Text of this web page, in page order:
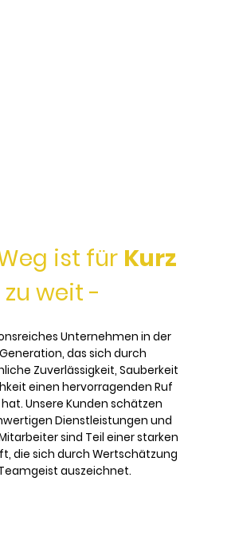
ist für Kurz
zu weit -
Unternehmen in der
das sich durch
Zuverlässigkeit, Sauberkeit
einen hervorragenden Ruf
Unsere Kunden schätzen
Dienstleistungen und
sind Teil einer starken
die sich durch Wertschätzung
auszeichnet.